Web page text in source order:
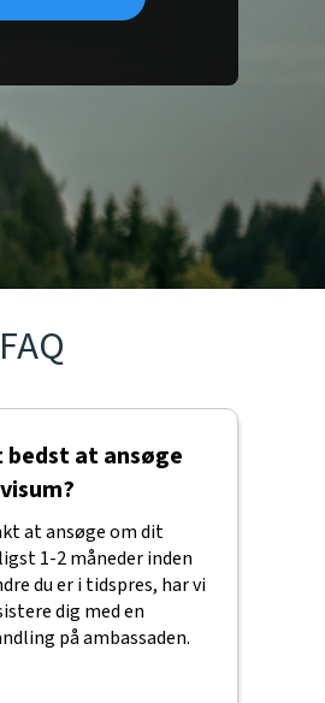
bedst at ansøge
at ansøge om dit
1-2 måneder inden
du er i tidspres, har vi
dig med en
på ambassaden.